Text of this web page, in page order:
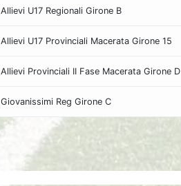
Allievi U17 Regionali Girone B
Allievi U17 Provinciali Macerata Girone 15
Allievi Provinciali II Fase Macerata Girone D
Giovanissimi Reg Girone C